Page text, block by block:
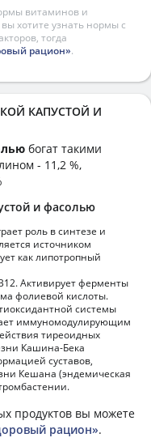
витаминов и
хотите узнать нормы с
тогда
рацион».
КАПУСТОЙ И
богат такими
- 11,2 %,
и фасолью
роль в синтезе и
источником
как липотропный
Активирует ферменты
фолиевой кислоты.
системы
иммуномодулирующим
тиреоидных
Кашина-Бека
суставов,
Кешана (эндемическая
продуктов вы можете
рацион».